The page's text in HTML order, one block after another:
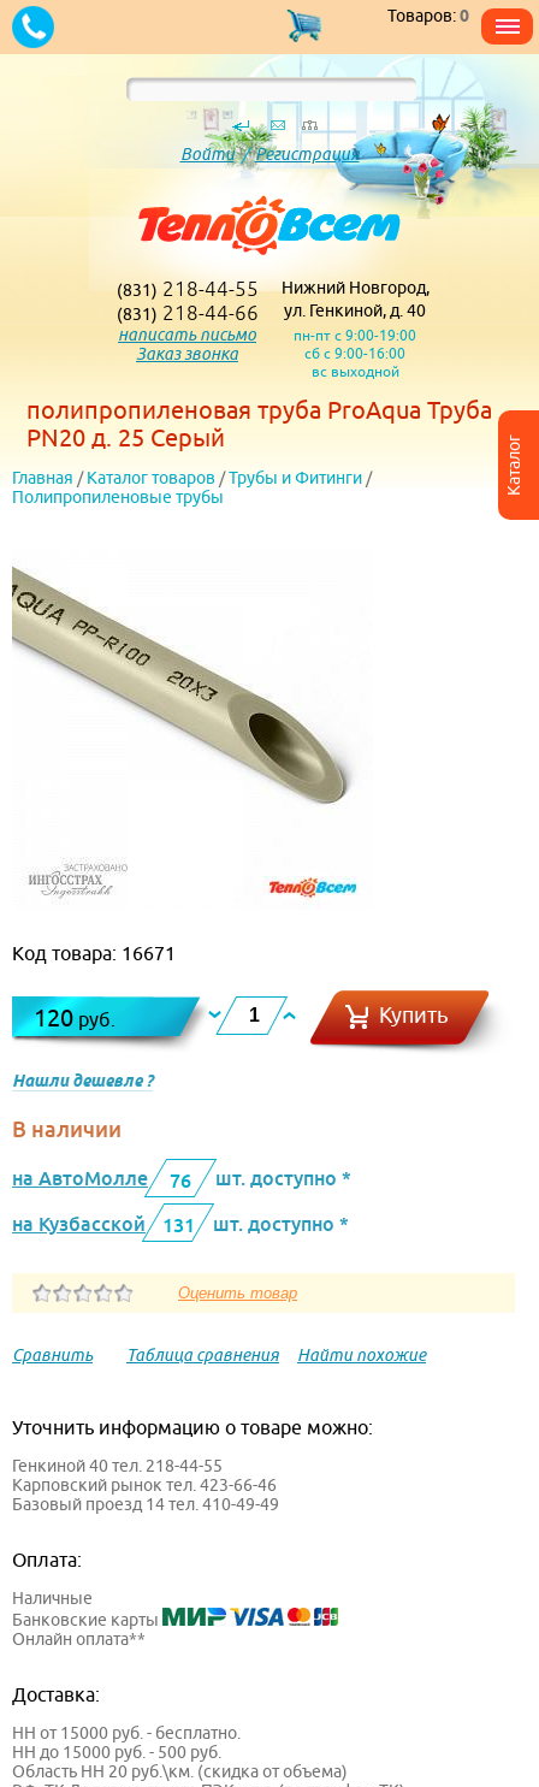
Каталог
Товаров:0
Войти/Регистрация
(831) 218-44-55
(831) 218-44-66
написать письмо
Заказ звонка
Нижний Новгород,
ул. Генкиной, д. 40
пн-пт с 9:00-19:00
сб с 9:00-16:00
вс выходной
полипропиленовая труба ProAqua Труба
PN20 д. 25 Серый
Главная / Каталог товаров /Трубы и Фитинги /
Полипропиленовые трубы
Код товара: 16671
120 руб. Купить
Нашли дешевле ?
В наличии
на АвтоМолле 76
шт. доступно *
на Кузбасской
131 шт. доступно *
Сравнить Таблица сравнения Найти похожие
Уточнить информацию о товаре можно:
Генкиной 40 тел. 218-44-55
Карповский рынок тел. 423-66-46
Базовый проезд 14 тел. 410-49-49
Оплата:
Наличные
Банковские карты
Онлайн оплата**
Доставка:
НН от 15000 руб. - бесплатно.
НН до 15000 руб. - 500 руб.
Область НН 20 руб.\км. (скидка от объема)